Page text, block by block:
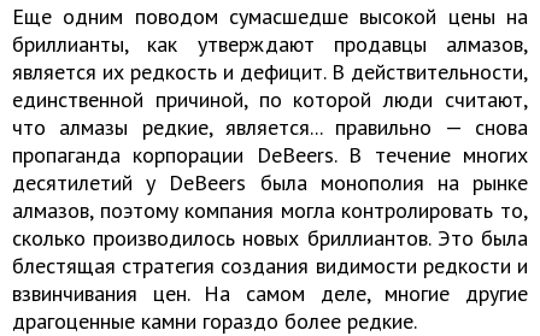
Еще одним поводом сумасшедше высокой цены на
бриллианты, как утверждают продавцы алмазов,
является их редкость и дефицит. В действительности,
единственной причиной, по которой люди считают,
что алмазы редкие, является... правильно — снова
пропаганда корпорации DeBeers. В течение многих
десятилетий у DeBeers была монополия на рынке
алмазов, поэтому компания могла контролировать то,
сколько производилось новых бриллиантов. Это была
блестящая стратегия создания видимости редкости и
взвинчивания цен. На самом деле, многие другие
драгоценные камни гораздо более редкие.